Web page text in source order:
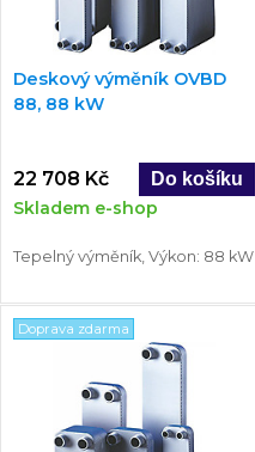
Deskový výměník OVBD
88, 88 kW
22 708 Kč
Skladem e-shop
Tepelný výměník, Výkon: 88 kW
Doprava zdarma